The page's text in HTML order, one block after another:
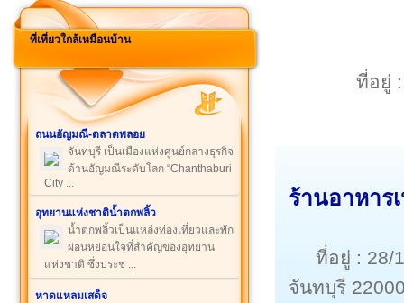
ที่เที่ยวใกล้เหมือนบ้าน
ถนนอัญมณี-ตลาดพลอย
จันทบุรี เป็นเมืองแห่งศูนย์กลางธุรกิจ
ด้านอัญมณีระดับโลก “Chanthaburi
City ...
อุทยานแห่งชาติน้ำตกพลิ้ว
น้ำตกพลิ้วเป็นแหล่งท่องเที่ยวและพัก
ผ่อนหย่อนใจที่สำคัญของอุทยาน
แห่งชาติ ซึ่งประช ...
หาดแหลมเสด็จ
ที่อยู่
ร้านอาหาร
ที่อยู่ : 28/
จันทบุรี